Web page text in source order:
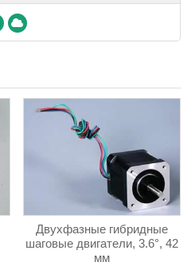
Двухфазные гибридные
шаговые двигатели, 3.6°, 42
мм